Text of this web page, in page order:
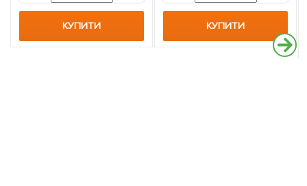
КУПИТИ КУПИТИ